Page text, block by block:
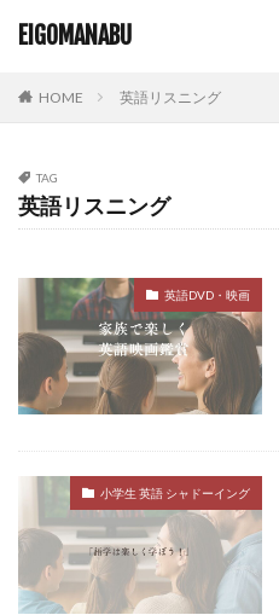
EIGOMANABU
HOME 英語リスニング
TAG
英語リスニング
英語DVD・映画
小学生 英語 シャドーイング